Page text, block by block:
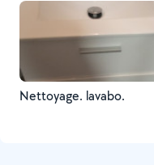
Nettoyage. lavabo.